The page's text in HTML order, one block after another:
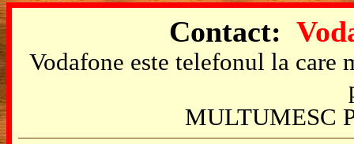
Contact:
Vodafone este telefonul la
MULTUMESC